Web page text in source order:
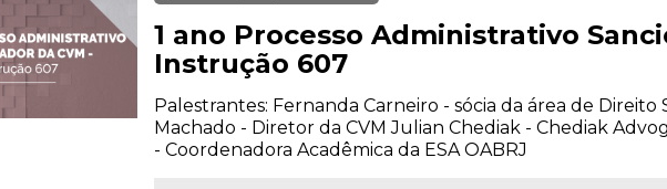
1 ano Processo Administrativo
Instrução 607
Palestrantes: Fernanda Carneiro - sócia da área de
Machado - Diretor da CVM Julian Chediak - Chediak
- Coordenadora Acadêmica da ESA OABRJ